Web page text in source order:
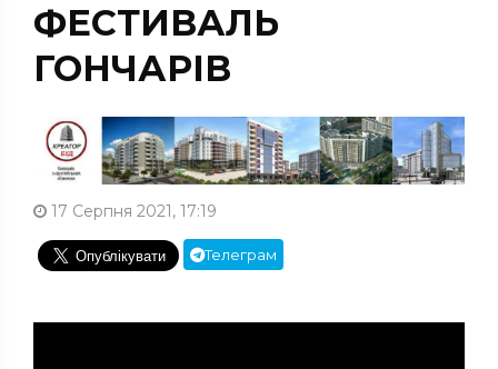
ФЕСТИВАЛЬ
ГОНЧАРІВ
17 Серпня 2021, 17:19
Телеграм